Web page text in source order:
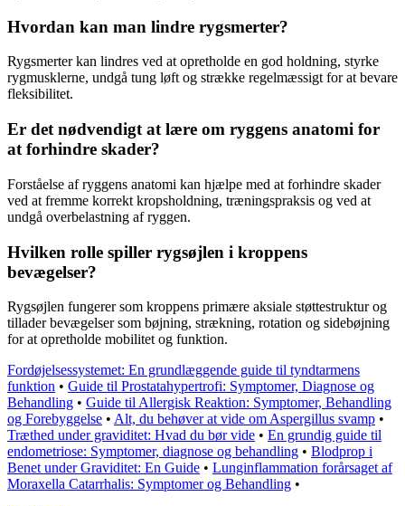
Hvordan kan man lindre rygsmerter?
Rygsmerter kan lindres ved at opretholde en god holdning, styrke
rygmusklerne, undgå tung løft og strække regelmæssigt for at bevare
fleksibilitet.
Er det nødvendigt at lære om ryggens anatomi for
at forhindre skader?
Forståelse af ryggens anatomi kan hjælpe med at forhindre skader
ved at fremme korrekt kropsholdning, træningspraksis og ved at
undgå overbelastning af ryggen.
Hvilken rolle spiller rygsøjlen i kroppens
bevægelser?
Rygsøjlen fungerer som kroppens primære aksiale støttestruktur og
tillader bevægelser som bøjning, strækning, rotation og sidebøjning
for at opretholde mobilitet og funktion.
Fordøjelsessystemet: En grundlæggende guide til tyndtarmens
funktion • Guide til Prostatahypertrofi: Symptomer, Diagnose og
Behandling • Guide til Allergisk Reaktion: Symptomer, Behandling
og Forebyggelse • Alt, du behøver at vide om Aspergillus svamp •
Træthed under graviditet: Hvad du bør vide • En grundig guide til
endometriose: Symptomer, diagnose og behandling • Blodprop i
Benet under Graviditet: En Guide • Lunginflammation forårsaget af
Moraxella Catarrhalis: Symptomer og Behandling •